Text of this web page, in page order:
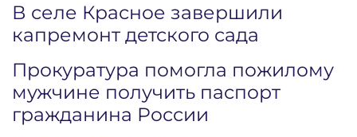
В селе Красное завершили
капремонт детского сада
Прокуратура помогла пожилому
мужчине получить паспорт
гражданина России